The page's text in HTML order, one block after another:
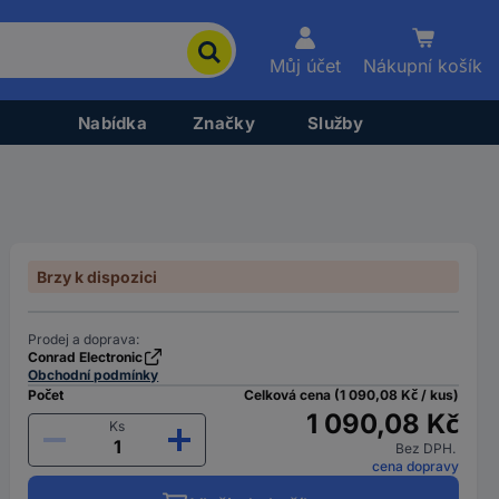
Můj účet Nákupní košík
Nabídka Značky Služby
Brzy k dispozici
Prodej a doprava:
Conrad Electronic
Obchodní podmínky
Počet
Ks
Celková cena (1 090,08 Kč / kus)
1 090,08 Kč
Bez DPH.
cena dopravy